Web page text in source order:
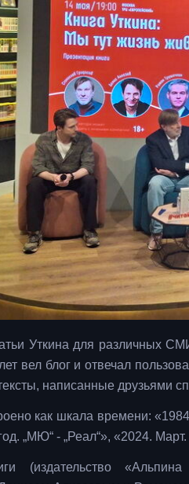
Уткина для различных
вел блог и отвечал
написанные друзьями
как шкала времени:
„МЮ“ - „Реал“», «2024.
(издательство